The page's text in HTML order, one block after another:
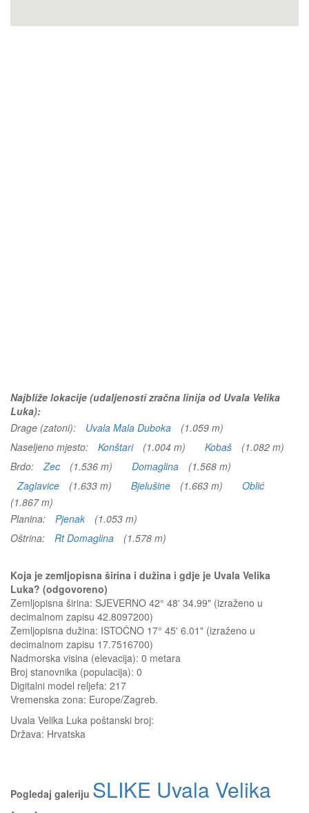
Najbliže lokacije (udaljenosti zračna linija od Uvala Velika
Luka):
Drage (zatoni):
Uvala Mala Duboka
(1.059 m)
Naseljeno mjesto:
Konštari (1.004 m) Kobaš
(1.082 m)
Brdo:
Zec (1.536 m) Domaglina
(1.568 m)
Zaglavice
(1.633 m) Bjelušine (1.663 m)
Oblić
(1.867 m)
Planina:
Pjenak
(1.053 m)
Oštrina:
Rt Domaglina (1.578 m)
Koja je zemljopisna širina i dužina i gdje je Uvala Velika
Luka? (odgovoreno)
Zemljopisna širina: SJEVERNO 42° 48' 34.99" (izraženo u
decimalnom zapisu 42.8097200)
Zemljopisna dužina: ISTOČNO 17° 45' 6.01" (izraženo u
decimalnom zapisu 17.7516700)
Nadmorska visina (elevacija): 0 metara
Broj stanovnika (populacija): 0
Digitalni model reljefa: 217
Vremenska zona: Europe/Zagreb.
Uvala Velika Luka poštanski broj:
Država: Hrvatska
Pogledaj galeriju SLIKE Uvala Velika